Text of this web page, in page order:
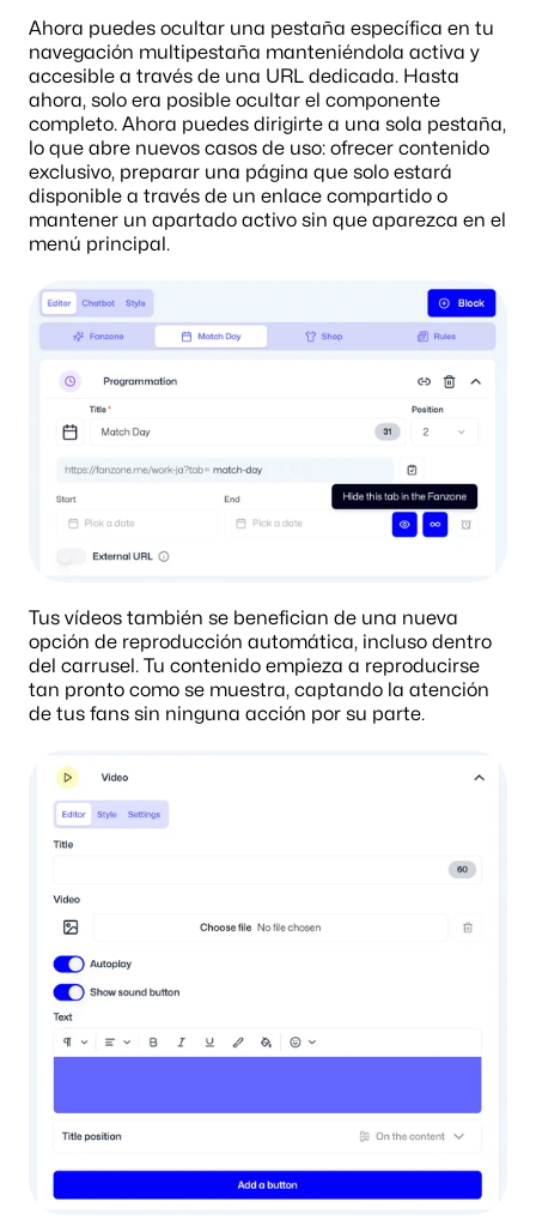
Ahora puedes ocultar una pestaña específica en tu
navegación multipestaña manteniéndola activa y
accesible a través de una URL dedicada. Hasta
ahora, solo era posible ocultar el componente
completo. Ahora puedes dirigirte a una sola pestaña,
lo que abre nuevos casos de uso: ofrecer contenido
exclusivo, preparar una página que solo estará
disponible a través de un enlace compartido o
mantener un apartado activo sin que aparezca en el
menú principal.
Tus vídeos también se benefician de una nueva
opción de reproducción automática, incluso dentro
del carrusel. Tu contenido empieza a reproducirse
tan pronto como se muestra, captando la atención
de tus fans sin ninguna acción por su parte.